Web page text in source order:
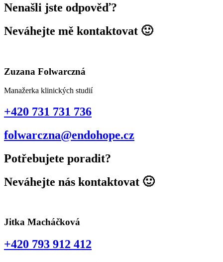
Nenašli jste odpověď?
Neváhejte mě kontaktovat 🙂
Zuzana Folwarczná
Manažerka klinických studií
+420 731 731 736
folwarczna@endohope.cz
Potřebujete poradit?
Neváhejte nás kontaktovat 🙂
Jitka Macháčková
+420 793 912 412